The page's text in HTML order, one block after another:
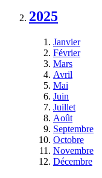
2025
Janvier
Février
Mars
Avril
Mai
Juin
Juillet
Août
Septembre
Octobre
Novembre
Décembre